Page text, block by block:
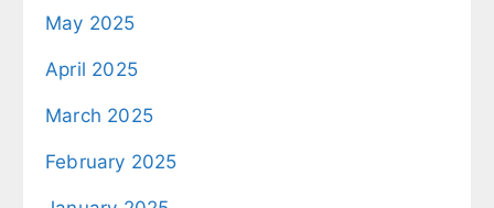
May 2025
April 2025
March 2025
February 2025